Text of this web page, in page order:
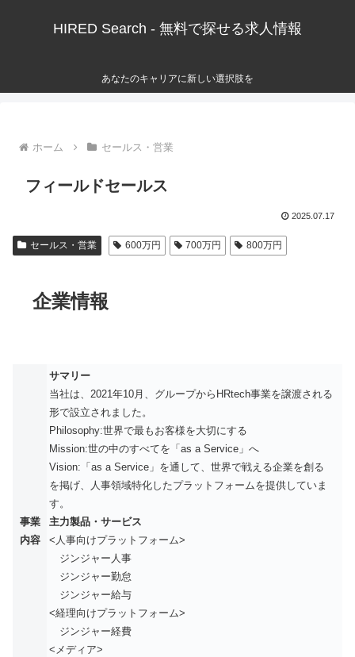
HIRED Search - 無料で探せる求人情報
あなたのキャリアに新しい選択肢を
ホーム セールス・営業
フィールドセールス
2025.07.17
セールス・営業 600万円 700万円 800万円
企業情報
事業
内容
サマリー
当社は、2021年10月、グループからHRtech事業を譲渡される
形で設立されました。
Philosophy:世界で最もお客様を大切にする
Mission:世の中のすべてを「as a Service」へ
Vision:「as a Service」を通して、世界で戦える企業を創る
を掲げ、人事領域特化したプラットフォームを提供していま
す。
主力製品・サービス
<人事向けプラットフォーム>
ジンジャー人事
ジンジャー勤怠
ジンジャー給与
<経理向けプラットフォーム>
ジンジャー経費
<メディア>